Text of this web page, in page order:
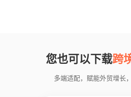
您也可以下载跨
多端适配，赋能外贸增长